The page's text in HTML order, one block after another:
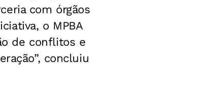
com órgãos
o MPBA
de conflitos e
concluiu